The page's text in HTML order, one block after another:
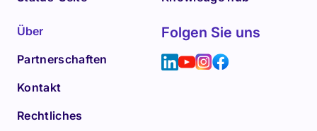
Über
Partnerschaften
Kontakt
Rechtliches
Folgen Sie uns